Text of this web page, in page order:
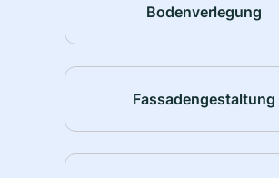
Bodenverlegung
Fassadengestaltung